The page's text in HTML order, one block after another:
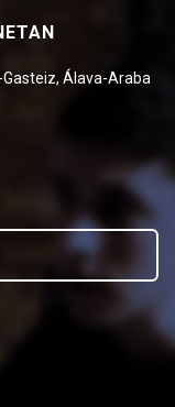
Álava-Araba